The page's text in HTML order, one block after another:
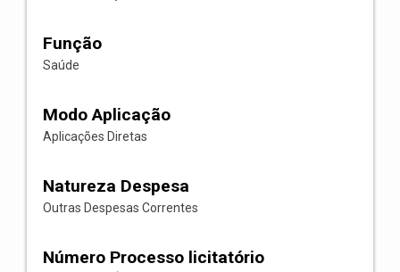
Função
Saúde
Modo Aplicação
Aplicações Diretas
Natureza Despesa
Outras Despesas Correntes
Número Processo licitatório